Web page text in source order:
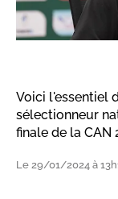
Voici l'essentiel
sélectionneur
finale de la CAN
Le 29/01/2024 à